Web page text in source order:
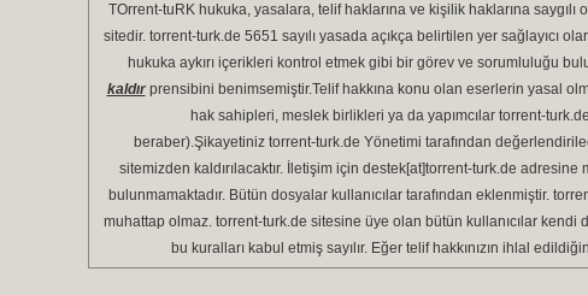
TOrrent-tuRK hukuka, yasalara, telif haklarına ve kişilik haklarına
sitedir. torrent-turk.de 5651 sayılı yasada açıkça belirtilen yer sağlayıcı
hukuka aykırı içerikleri kontrol etmek gibi bir görev ve sorumluluğu
kaldır prensibini benimsemiştir.Telif hakkına konu olan eserlerin yasal
hak sahipleri, meslek birlikleri ya da yapımcılar torrent-
beraber).Şikayetiniz torrent-turk.de Yönetimi tarafından
sitemizden kaldırılacaktır. İletişim için destek[at]torrent-turk.de
bulunmamaktadır. Bütün dosyalar kullanıcılar tarafından eklenmiştir.
muhattap olmaz. torrent-turk.de sitesine üye olan bütün kullanıcılar
bu kuralları kabul etmiş sayılır. Eğer telif hakkınızın ihlal